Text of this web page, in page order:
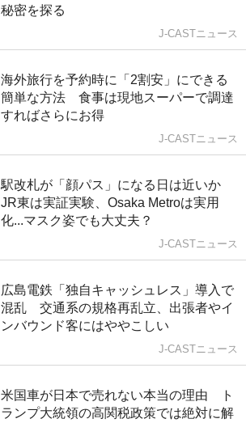
秘密を探る
J-CASTニュース
海外旅行を予約時に「2割安」にできる
簡単な方法 食事は現地スーパーで調達
すればさらにお得
J-CASTニュース
駅改札が「顔パス」になる日は近いか
JR東は実証実験、Osaka Metroは実用
化...マスク姿でも大丈夫？
J-CASTニュース
広島電鉄「独自キャッシュレス」導入で
混乱 交通系の規格再乱立、出張者やイ
ンバウンド客にはややこしい
J-CASTニュース
米国車が日本で売れない本当の理由 ト
ランプ大統領の高関税政策では絶対に解